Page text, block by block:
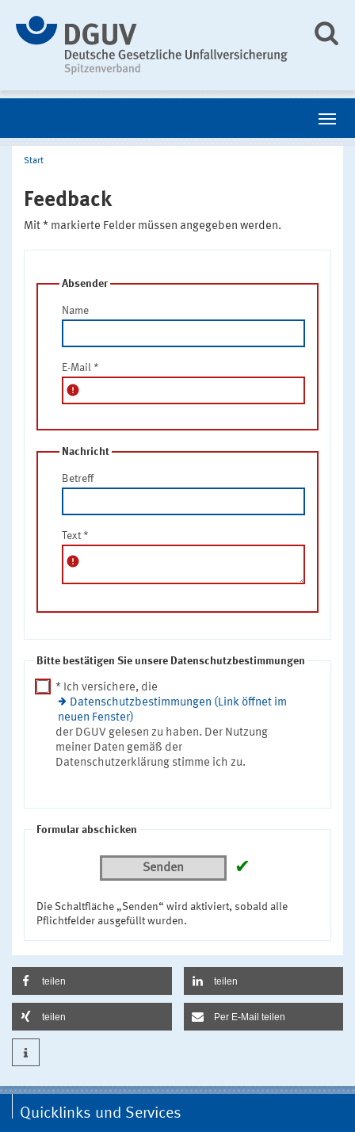
Start
Feedback
Mit * markierte Felder müssen angegeben werden.
Absender
Name
E-Mail *
error
Nachricht
Betreff
Text *
error
Bitte bestätigen Sie unsere Datenschutzbestimmungen
* Ich versichere, die
Datenschutzbestimmungen (Link öffnet im
neuen Fenster)
der DGUV gelesen zu haben. Der Nutzung
meiner Daten gemäß der
Datenschutzerklärung stimme ich zu.
Formular abschicken
Senden ✔
Die Schaltfläche „Senden“ wird aktiviert, sobald alle
Pflichtfelder ausgefüllt wurden.
teilen teilen
teilen Per E-Mail teilen
Quicklinks und Services